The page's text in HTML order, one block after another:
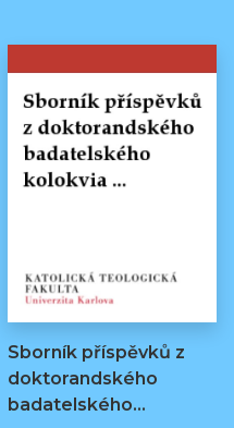
Sborník příspěvků z
doktorandského
badatelského…